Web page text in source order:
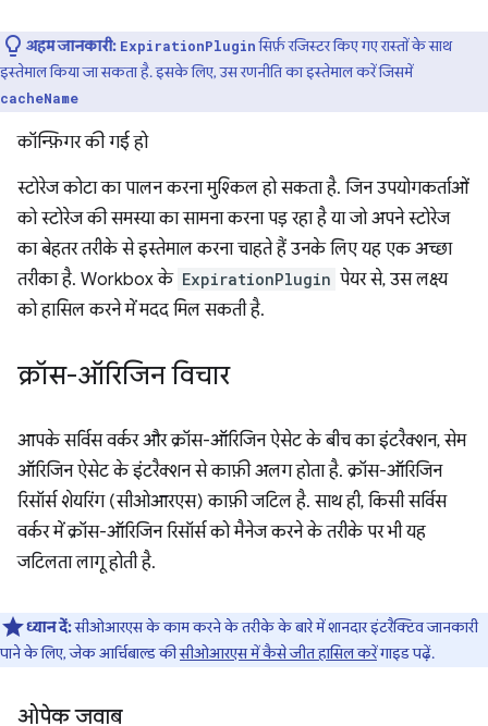
अहम जानकारी: ExpirationPluginसिर्फ़ रजिस्टर किए गए रास्तों के साथ
इस्तेमाल किया जा सकता है. इसके लिए, उस रणनीति का इस्तेमाल करें जिसमें
cacheName
कॉन्फ़िगर की गई हो
स्टोरेज कोटा का पालन करना मुश्किल हो सकता है. जिन उपयोगकर्ताओं
को स्टोरेज की समस्या का सामना करना पड़ रहा है या जो अपने स्टोरेज
का बेहतर तरीके से इस्तेमाल करना चाहते हैं उनके लिए यह एक अच्छा
तरीका है. Workbox के ExpirationPlugin पेयर से, उस लक्ष्य
को हासिल करने में मदद मिल सकती है.
क्रॉस-ऑरिजिन विचार
आपके सर्विस वर्कर और क्रॉस-ऑरिजिन ऐसेट के बीच का इंटरैक्शन, सेम
ऑरिजिन ऐसेट के इंटरैक्शन से काफ़ी अलग होता है. क्रॉस-ऑरिजिन
रिसॉर्स शेयरिंग (सीओआरएस) काफ़ी जटिल है. साथ ही, किसी सर्विस
वर्कर में क्रॉस-ऑरिजिन रिसॉर्स को मैनेज करने के तरीके पर भी यह
जटिलता लागू होती है.
ध्यान दें:सीओआरएस के काम करने के तरीके के बारे में शानदार इंटरैक्टिव जानकारी
पाने के लिए, जेक आर्चिबाल्ड कीसीओआरएस में कैसे जीत हासिल करेंगाइड पढ़ें.
ओपेक जवाब